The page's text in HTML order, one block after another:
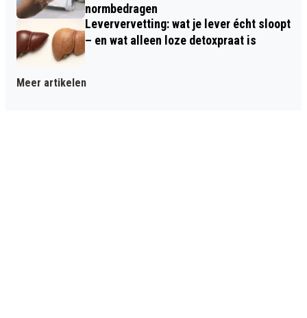
normbedragen
Leververvetting: wat je lever écht sloopt
– en wat alleen loze detoxpraat is
Meer artikelen